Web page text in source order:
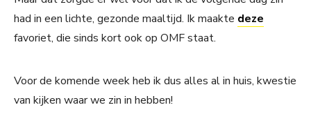
had in een lichte, gezonde maaltijd. Ik maakte deze
favoriet, die sinds kort ook op OMF staat.
Voor de komende week heb ik dus alles al in huis, kwestie
van kijken waar we zin in hebben!